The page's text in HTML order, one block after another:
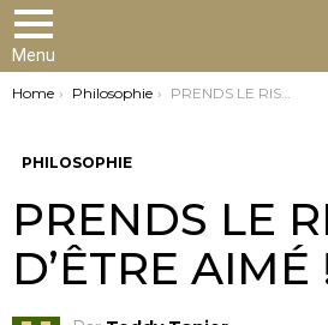
Menu
You are here:
Home Philosophie PRENDS LE RISQUE D’ÊTRE AIMÉ !
PHILOSOPHIE
PRENDS LE
D’ÊTRE AIMÉ